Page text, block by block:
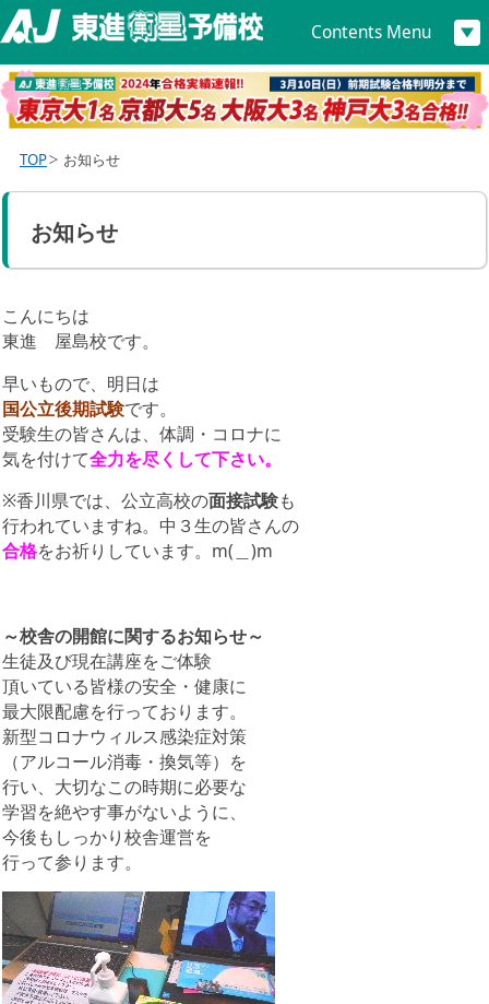
Contents Menu
TOP お知らせ
お知らせ
こんにちは
東進 屋島校です。
早いもので、明日は
国公立後期試験です。
受験生の皆さんは、体調・コロナに
気を付けて全力を尽くして下さい。
※香川県では、公立高校の面接試験も
行われていますね。中３生の皆さんの
合格をお祈りしています。m(＿)m
～校舎の開館に関するお知らせ～
生徒及び現在講座をご体験
頂いている皆様の安全・健康に
最大限配慮を行っております。
新型コロナウィルス感染症対策
（アルコール消毒・換気等）を
行い、大切なこの時期に必要な
学習を絶やす事がないように、
今後もしっかり校舎運営を
行って参ります。